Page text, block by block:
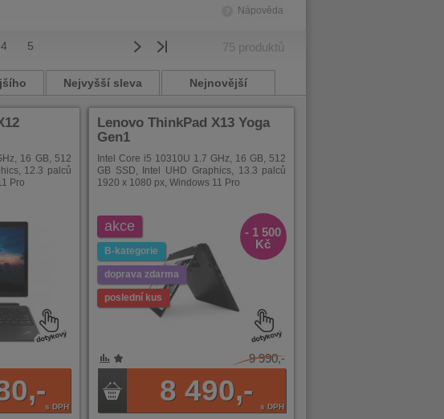
Nápověda
Nejvyšší sleva Nejnovější
4 5 75 produktů
16 GB, 512
12.3 palců
Pro
s DPH
Lenovo ThinkPad X13 Yoga
Gen1
Intel Core i5 10310U 1.7 GHz, 16 GB, 512
GB SSD, Intel UHD Graphics, 13.3 palců
1920 x 1080 px, Windows 11 Pro
akce
B-kategorie
doprava zdarma
poslední kus
- 1 500
Kč
9 990,-
8 490,- s DPH